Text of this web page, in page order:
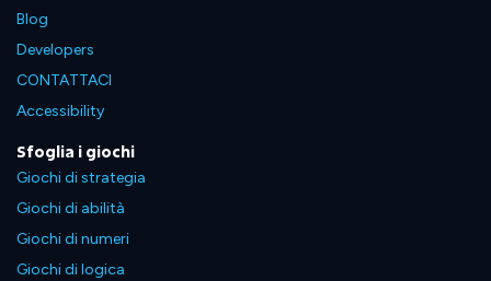
Blog
Developers
CONTATTACI
Accessibility
Sfoglia i giochi
Giochi di strategia
Giochi di abilità
Giochi di numeri
Giochi di logica